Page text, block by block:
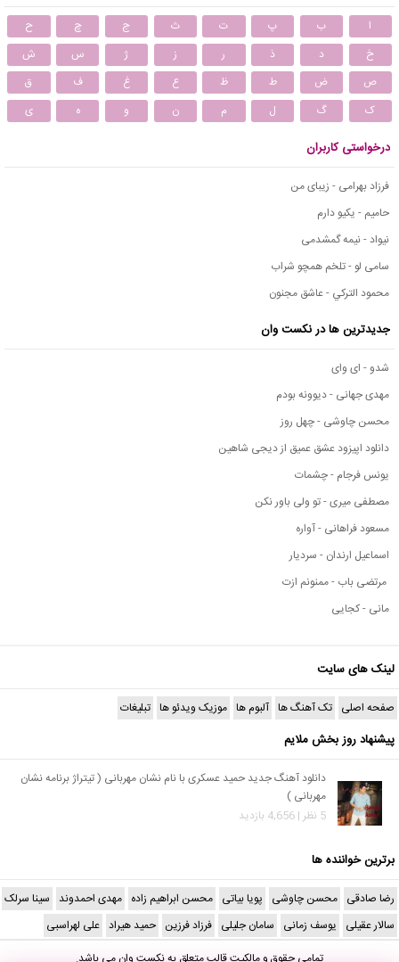
ا ب پ ت ث ج چ
ح
خ
د ذ ر ز ژ س
ش
ص
ض ط ظ ع غ ف
ق
ک
گ ل م ن و ه ی
درخواستی کاربران
فرزاد بهرامی - زیبای من
حامیم - یکیو دارم
نیواد - نیمه گمشدمی
سامی لو - تلخم همچو شراب
محمود التركي - عاشق مجنون
جدیدترین ها در نکست وان
شدو - ای وای
مهدی جهانی - دیوونه بودم
محسن چاوشی - چهل روز
دانلود اپیزود عشق عمیق از دیجی شاهین
یونس فرجام - چشمات
مصطفی میری - تو ولی باور نکن
مسعود فراهانی - آواره
اسماعیل ارندان - سردیار
مرتضی باب - ممنونم ازت
مانی - کجایی
لینک های سایت
صفحه اصلی تک آهنگ ها آلبوم ها موزیک ویدئو ها تبلیغات
پیشنهاد روز بخش ملایم
دانلود آهنگ جدید حمید عسکری با نام نشان مهربانی ( تیتراژ برنامه نشان
مهربانی )
5 نظر | 4,656 بازدید
برترین خواننده ها
رضا صادقی محسن چاوشی پویا بیاتی محسن ابراهیم زاده مهدی احمدوند سینا سرلک
سالار عقیلی یوسف زمانی سامان جلیلی فرزاد فرزین حمید هیراد علی لهراسبی